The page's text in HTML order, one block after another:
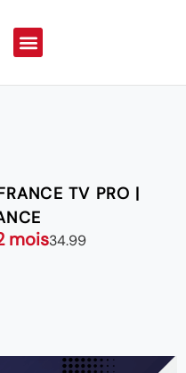
TV PRO |
mois34.99